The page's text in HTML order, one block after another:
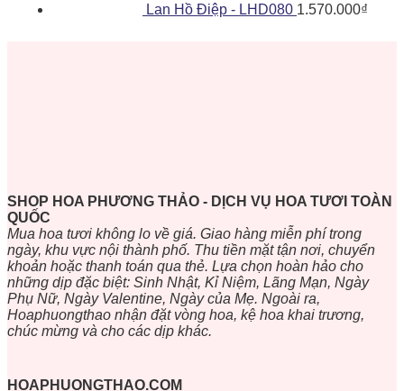
Lan Hồ Điệp - LHD080 1.570.000₫
SHOP HOA PHƯƠNG THẢO - DỊCH VỤ HOA TƯƠI TOÀN
QUỐC
Mua hoa tươi không lo về giá. Giao hàng miễn phí trong
ngày, khu vực nội thành phố. Thu tiền mặt tận nơi, chuyển
khoản hoặc thanh toán qua thẻ. Lựa chọn hoàn hảo cho
những dịp đặc biệt: Sinh Nhật, Kỉ Niệm, Lãng Mạn, Ngày
Phụ Nữ, Ngày Valentine, Ngày của Mẹ. Ngoài ra,
Hoaphuongthao nhận đặt vòng hoa, kệ hoa khai trương,
chúc mừng và cho các dịp khác.
HOAPHUONGTHAO.COM